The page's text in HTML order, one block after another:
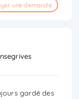
une demande
gardé des